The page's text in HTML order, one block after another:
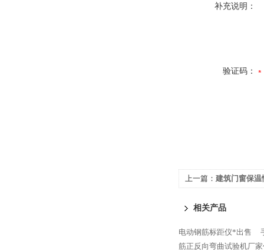
补充说明：
验证码：
上一篇： 建筑门窗保温
相关产品
电动钢筋标距仪*出售
筋正反向弯曲试验机厂